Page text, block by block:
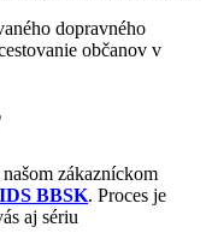
dopravného
občanov v
zákazníckom
BBSK. Proces je
aj sériu